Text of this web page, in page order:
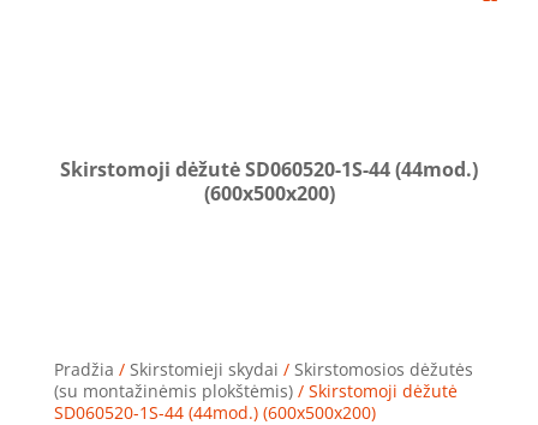
Skirstomoji dėžutė SD060520-1S-44 (44mod.)
(600x500x200)
Pradžia / Skirstomieji skydai / Skirstomosios dėžutės
(su montažinėmis plokštėmis)/ Skirstomoji dėžutė
SD060520-1S-44 (44mod.) (600x500x200)